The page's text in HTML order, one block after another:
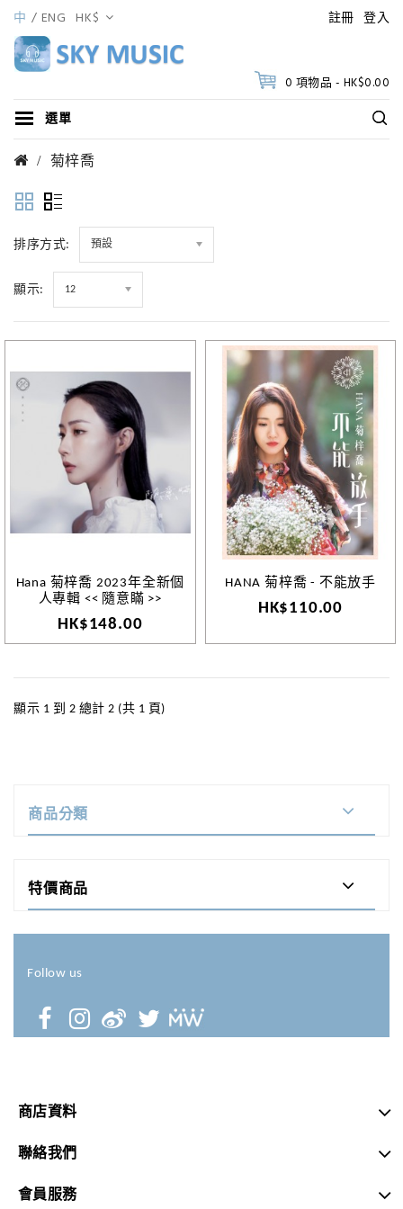
註冊 登入
中 ENG HK$
0 項物品 - HK$0.00
選單
菊梓喬
排序方式: 預設
顯示: 12
Hana 菊梓喬 2023年全新個
人專輯 << 隨意瞞 >>
HK$148.00
HANA 菊梓喬 - 不能放手
HK$110.00
顯示 1 到 2 總計 2 (共 1 頁)
商品分類
特價商品
Follow us
商店資料
聯絡我們
會員服務